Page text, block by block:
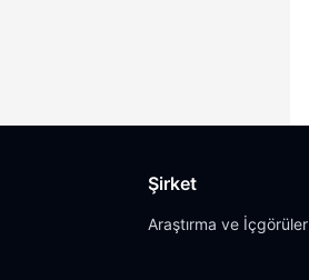
Şirket
Araştırma ve İçgörüler